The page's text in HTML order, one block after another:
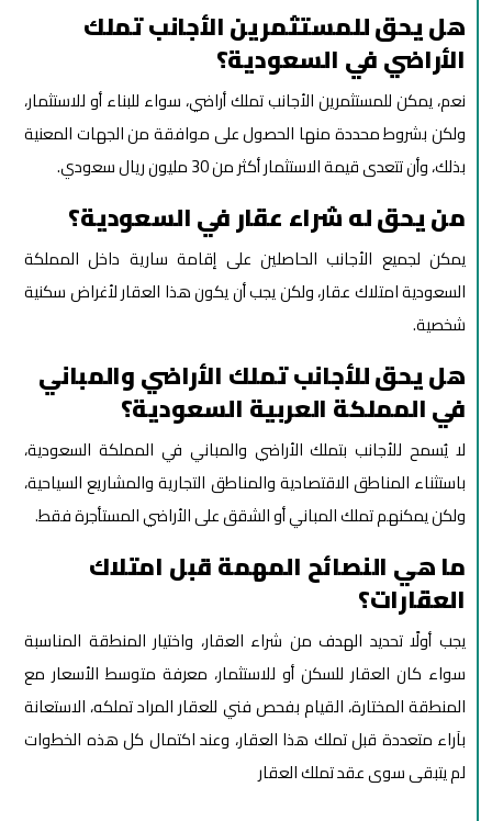
هل يحق للمستثمرين الأجانب تملك
الأراضي في السعودية؟
نعم، يمكن للمستثمرين الأجانب تملك أراضي، سواء للبناء أو للاستثمار،
ولكن بشروط محددة منها الحصول على موافقة من الجهات المعنية
بذلك، وأن تتعدى قيمة الاستثمار أكثر من 30 مليون ريال سعودي.
من يحق له شراء عقار في السعودية؟
يمكن لجميع الأجانب الحاصلين على إقامة سارية داخل المملكة
السعودية امتلاك عقار، ولكن يجب أن يكون هذا العقار لأغراض سكنية
شخصية.
هل يحق للأجانب تملك الأراضي والمباني
في المملكة العربية السعودية؟
لا يُسمح للأجانب بتملك الأراضي والمباني في المملكة السعودية،
باستثناء المناطق الاقتصادية والمناطق التجارية والمشاريع السياحية،
ولكن يمكنهم تملك المباني أو الشقق على الأراضي المستأجرة فقط.
ما هي النصائح المهمة قبل امتلاك
العقارات؟
يجب أولًا تحديد الهدف من شراء العقار، واختيار المنطقة المناسبة
سواء كان العقار للسكن أو للاستثمار، معرفة متوسط الأسعار مع
المنطقة المختارة، القيام بفحص فني للعقار المراد تملكه، الاستعانة
بآراء متعددة قبل تملك هذا العقار، وعند اكتمال كل هذه الخطوات
لم يتبقى سوى عقد تملك العقار